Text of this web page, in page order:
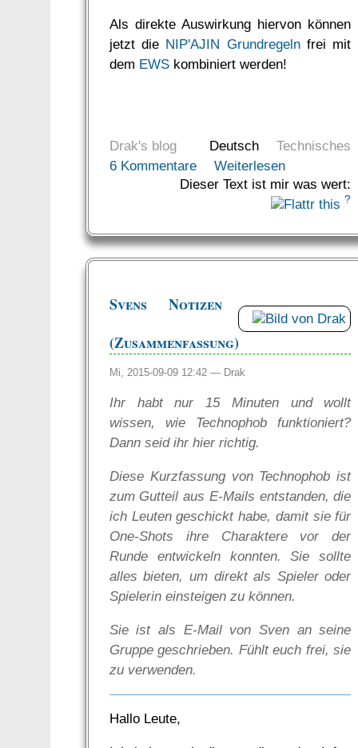
Als direkte Auswirkung hiervon können
jetzt die NIP'AJIN Grundregelnfrei mit
dem EWSkombiniert werden!
Deutsch Technisches
Drak's blog
6 Kommentare
Weiterlesen
Dieser Text ist mir was wert:
?
Svens Notizen
(Zusammenfassung)
Mi, 2015-09-09 12:42 — Drak
Ihr habt nur 15 Minuten und wollt
wissen, wie Technophob funktioniert?
Dann seid ihr hier richtig.
Diese Kurzfassung von Technophob ist
zum Gutteil aus E-Mails entstanden, die
ich Leuten geschickt habe, damit sie für
One-Shots ihre Charaktere vor der
Runde entwickeln konnten. Sie sollte
alles bieten, um direkt als Spieler oder
Spielerin einsteigen zu können.
Sie ist als E-Mail von Sven an seine
Gruppe geschrieben. Fühlt euch frei, sie
zu verwenden.
Hallo Leute,